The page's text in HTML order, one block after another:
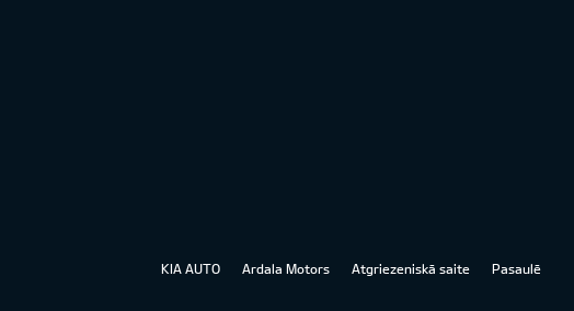
KIA AUTO Ardala Motors Atgriezeniskā saite Pasaulē